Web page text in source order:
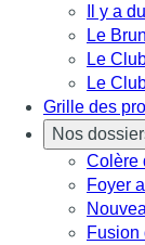
Il y a
Le
Le
Le
Grille des
Nos
Colère
Foyer
Fusion